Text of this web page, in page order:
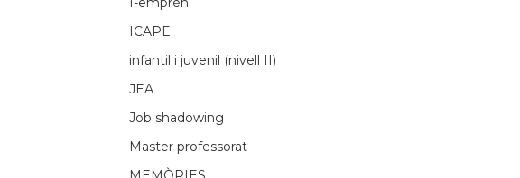
ICAPE
infantil i juvenil (nivell II)
JEA
Job shadowing
Master professorat